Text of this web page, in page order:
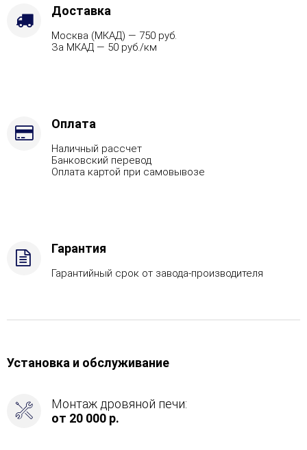
Варианты
кожуха
Змеевик,
321,
Вид
топлива
Боковой
вход
Доставка
Москва (МКАД) — 750 руб.
За МКАД — 50 руб./км
Оплата
Наличный рассчет
Банковский перевод
Оплата картой при самовывозе
Гарантия
Гарантийный срок от завода-производителя
Установка и обслуживание
Монтаж дровяной печи:
от 20 000 р.